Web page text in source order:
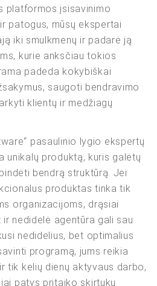
platformos įsisavinimo
patogus, mūsų ekspertai
iki smulkmenų ir padarė ją
kurie anksčiau tokios
padeda kokybiškai
saugoti bendravimo
klientų ir medžiagų
pasaulinio lygio ekspertų
unikalų produktą, kuris galėtų
bendrą struktūrą. Jei
produktas tinka tik
organizacijoms, drąsiai
nedidelė agentūra gali sau
nedidelius, bet optimalius
programą, jums reikia
tik kelių dienų aktyvaus darbo,
patys pritaiko skirtukų